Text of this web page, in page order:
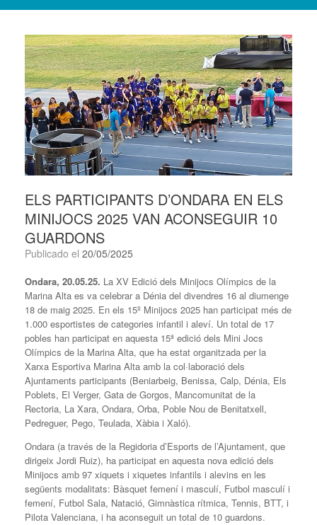
ELS PARTICIPANTS D’ONDARA EN ELS
MINIJOCS 2025 VAN ACONSEGUIR 10
GUARDONS
Publicado el 20/05/2025
Ondara, 20.05.25. La XV Edició dels Minijocs Olímpics de la
Marina Alta es va celebrar a Dénia del divendres 16 al diumenge
18 de maig 2025. En els 15º Minijocs 2025 han participat més de
1.000 esportistes de categories infantil i aleví. Un total de 17
pobles han participat en aquesta 15ª edició dels Mini Jocs
Olímpics de la Marina Alta, que ha estat organitzada per la
Xarxa Esportiva Marina Alta amb la col·laboració dels
Ajuntaments participants (Beniarbeig, Benissa, Calp, Dénia, Els
Poblets, El Verger, Gata de Gorgos, Mancomunitat de la
Rectoria, La Xara, Ondara, Orba, Poble Nou de Benitatxell,
Pedreguer, Pego, Teulada, Xàbia i Xaló).
Ondara (a través de la Regidoria d’Esports de l’Ajuntament, que
dirigeix Jordi Ruiz), ha participat en aquesta nova edició dels
Minijocs amb 97 xiquets i xiquetes infantils i alevins en les
següents modalitats: Bàsquet femení i masculí, Futbol masculí i
femení, Futbol Sala, Natació, Gimnàstica rítmica, Tennis, BTT, i
Pilota Valenciana, i ha aconseguit un total de 10 guardons.